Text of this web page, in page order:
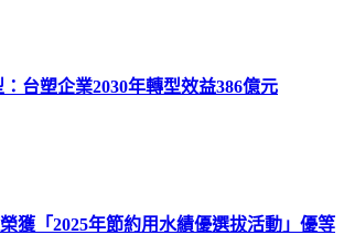
台塑企業2030年轉型效益386億元
獲「2025年節約用水績優選拔活動」優等